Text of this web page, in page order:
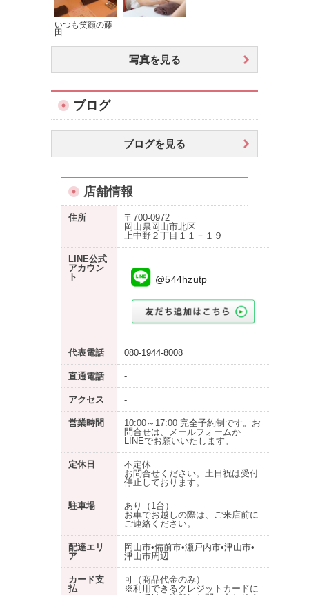
いつも笑顔の藤
田
写真を見る
ブログ
ブログを見る
店舗情報
住所
〒700-0972
岡山県岡山市北区
上中野２丁目１１－１９
LINE公式
アカウン
ト
@544hzutp
代表電話 080-1944-8008
直通電話 -
アクセス -
営業時間
10:00～17:00 完全予約制です。お
問合せは、メールフォームか
LINEでお願いいたします。
定休日
不定休
お問合せください。土日祝は受付
停止しております。
駐車場 あり
（1台）
お車でお越しの際は、ご来店前に
ご連絡ください。
配達エリ
ア
岡山市•備前市•瀬戸内市•津山市•
津山市周辺
カード支
払
可（商品代金のみ）
※利用できるクレジットカードに